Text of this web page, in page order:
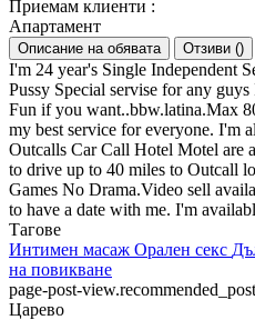
Приемам клиенти :
Апартамент
Описание на обявата Отзиви ()
I'm 24 year's Single Independent
Pussy Special servise for any
Fun if you want..bbw.latina.Max
my best service for everyone. I'm
Outcalls Car Call Hotel Motel are
to drive up to 40 miles to Outcall
Games No Drama.Video sell
to have a date with me. I'm
Тагове
Интимен масаж Орален секс
на повикване
page-post-
Царево